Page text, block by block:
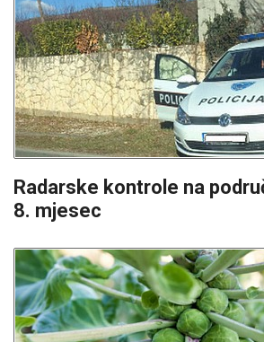
Radarske kontrole na
8. mjesec